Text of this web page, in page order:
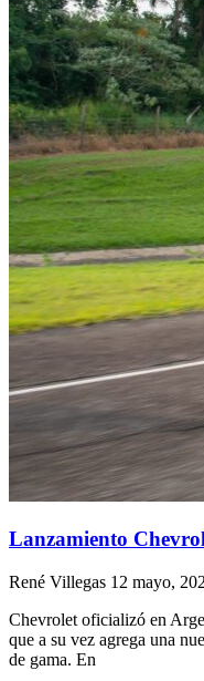
Lanzamiento
René Villegas 12 mayo,
Chevrolet oficializó en
que a su vez agrega una
de gama. En